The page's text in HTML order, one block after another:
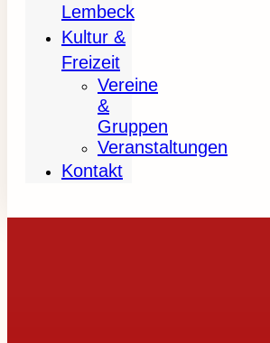
Lembeck
Kultur &
Freizeit
Vereine
&
Gruppen
Veranstaltungen
Kontakt